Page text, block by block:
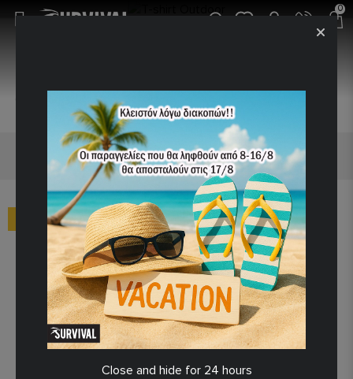
0
T-shirt Outdoor
ΦΙΛΤΡΑ ΑΝΑΖΗΤΗΣΗΣ
-30% NEW
T-SHIRT ALPHA NASA
DAVINCI ELECTRIC
VIOLET
Κωδικός Προϊόντος: 07252
-30%
T-SHIRT ALPHA
HOLOGRAM T WHITE
Κωδικός Προϊόντος:07152
24,43€
Close and hide for 24 hours